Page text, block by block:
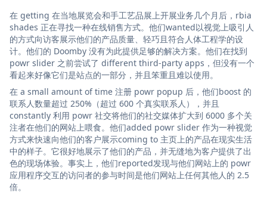
在 getting 在当地展览会和手工艺品展上开展业务几个月后，rbia
shades 正在寻找一种在线销售方式。他们wanted以视觉上吸引人
的方式向访客展示他们的产品质量、轻巧且符合人体工程学的设
计。他们的 Doomby 没有为此提供足够的解决方案。他们在找到
powr slider 之前尝试了 different third-party apps，但没有一个
看起来好像它们是站点的一部分，并且笨重且难以使用。
在 a small amount of time 注册 powr popup 后，他们boost 的
联系人数量超过 250%（超过 600 个真实联系人），并且
constantly 利用 powr 社交将他们的社交媒体扩大到 6000 多个关
注者在他们的网站上喂食。他们added powr slider 作为一种视觉
方式来快速向他们的客户展示coming to 主页上的产品在现实生活
中的样子。它很好地展示了他们的产品，并无缝地为客户提供了出
色的现场体验。事实上，他们reported发现与他们网站上的 powr
应用程序交互的访问者的参与时间是他们网站上任何其他人的 2.5
倍。